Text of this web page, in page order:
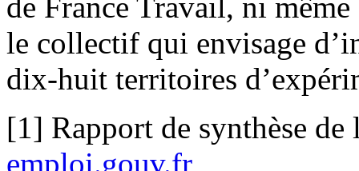
le collectif qui envisage
dix-huit territoires
[1] Rapport de synthèse
emploi.gouv.fr